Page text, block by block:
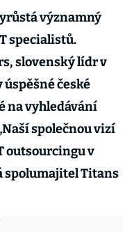
významný
specialistů.
slovenský lídr v
české
na vyhledávání
společnou vizí
outsourcingu v
spolumajitel Titans